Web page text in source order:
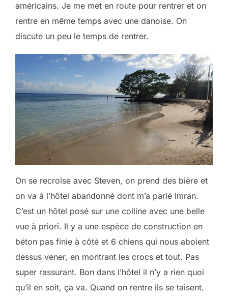
américains. Je me met en route pour rentrer et on
rentre en même temps avec une danoise. On
discute un peu le temps de rentrer.
On se recroise avec Steven, on prend des bière et
on va à l’hôtel abandonné dont m’a parlé Imran.
C’est un hôtel posé sur une colline avec une belle
vue à priori. Il y a une espèce de construction en
béton pas finie à côté et 6 chiens qui nous aboient
dessus vener, en montrant les crocs et tout. Pas
super rassurant. Bon dans l’hôtel il n’y a rien quoi
qu’il en soit, ça va. Quand on rentre ils se taisent.